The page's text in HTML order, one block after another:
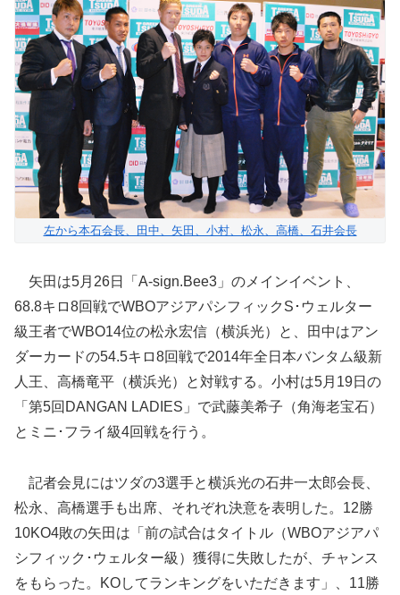
左から本石会長、田中、矢田、小村、松永、高橋、石井会長
矢田は5月26日「A-sign.Bee3」のメインイベント、
68.8キロ8回戦でWBOアジアパシフィックS･ウェルター
級王者でWBO14位の松永宏信（横浜光）と、田中はアン
ダーカードの54.5キロ8回戦で2014年全日本バンタム級新
人王、高橋竜平（横浜光）と対戦する。小村は5月19日の
「第5回DANGAN LADIES」で武藤美希子（角海老宝石）
とミニ･フライ級4回戦を行う。
記者会見にはツダの3選手と横浜光の石井一太郎会長、
松永、高橋選手も出席、それぞれ決意を表明した。12勝
10KO4敗の矢田は「前の試合はタイトル（WBOアジアパ
シフィック･ウェルター級）獲得に失敗したが、チャンス
をもらった。KOしてランキングをいただきます」、11勝